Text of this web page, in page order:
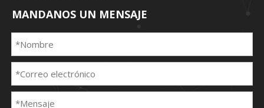
MANDANOS UN MENSAJE